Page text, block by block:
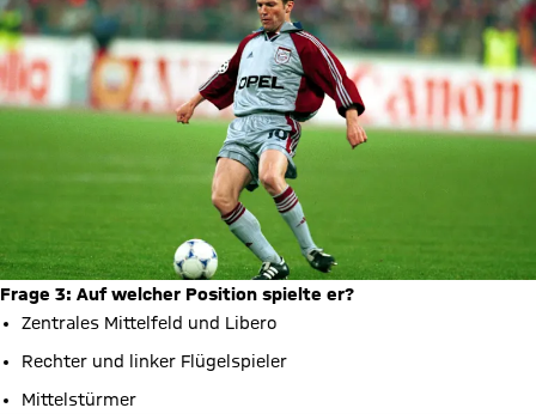
Frage 3: Auf welcher Position spielte er?
Zentrales Mittelfeld und Libero
Rechter und linker Flügelspieler
Mittelstürmer